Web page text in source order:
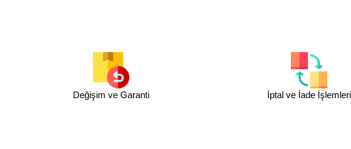
Değişim ve Garanti İptal ve İade İşlemleri